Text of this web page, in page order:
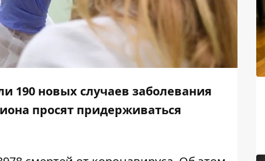
190 новых случаев заболевания
просят придерживаться